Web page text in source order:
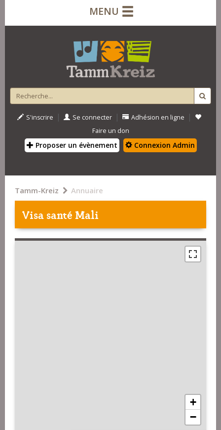
MENU
S'inscrire | Se connecter | Adhésion en ligne |
Faire un don
Proposer un évènement Connexion Admin
Tamm-Kreiz Annuaire
Visa santé Mali
+
−